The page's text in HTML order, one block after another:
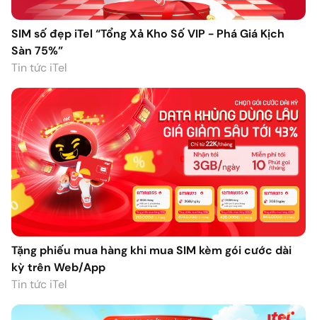
SIM số đẹp iTel “Tổng Xả Kho Số VIP - Phá Giá Kịch
Sàn 75%”
Tin tức iTel
Tặng phiếu mua hàng khi mua SIM kèm gói cước dài
kỳ trên Web/App
Tin tức iTel